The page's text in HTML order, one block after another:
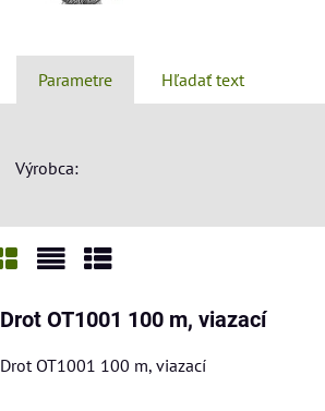
Parametre Hľadať text
Výrobca:
Drot OT1001 100 m, viazací
Drot OT1001 100 m, viazací